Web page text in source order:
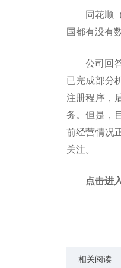
同花顺
国都有没有
公司回
已完成部分
注册程序，
务。但是，
前经营情况
关注。
点击进
相关阅读